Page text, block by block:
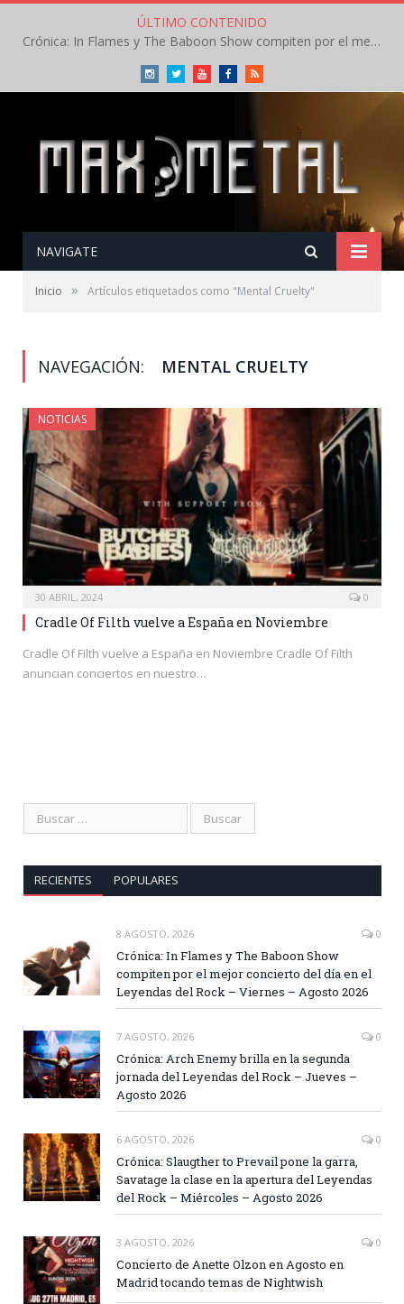
ÚLTIMO CONTENIDO
Crónica: In Flames y The Baboon Show compiten por el mejor concierto del día en el Leyendas del Rock – Viernes – Agosto 2026
InstagramTwitterYoutubeFacebookRSS
NAVIGATE
Inicio » Artículos etiquetados como "Mental Cruelty"
NAVEGACIÓN: MENTAL CRUELTY
NOTICIAS
30 ABRIL, 2024 0
Cradle Of Filth vuelve a España en Noviembre
Cradle Of Filth vuelve a España en Noviembre Cradle Of Filth
anuncian conciertos en nuestro…
RECIENTES POPULARES
8 AGOSTO, 2026 0
Crónica: In Flames y The Baboon Show
compiten por el mejor concierto del día en el
Leyendas del Rock – Viernes – Agosto 2026
7 AGOSTO, 2026 0
Crónica: Arch Enemy brilla en la segunda
jornada del Leyendas del Rock – Jueves –
Agosto 2026
6 AGOSTO, 2026 0
Crónica: Slaugther to Prevail pone la garra,
Savatage la clase en la apertura del Leyendas
del Rock – Miércoles – Agosto 2026
3 AGOSTO, 2026 0
Concierto de Anette Olzon en Agosto en
Madrid tocando temas de Nightwish